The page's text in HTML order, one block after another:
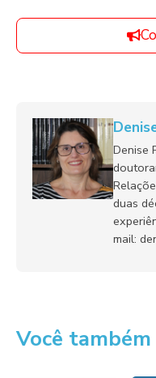
Denise
duas
mail:
Você